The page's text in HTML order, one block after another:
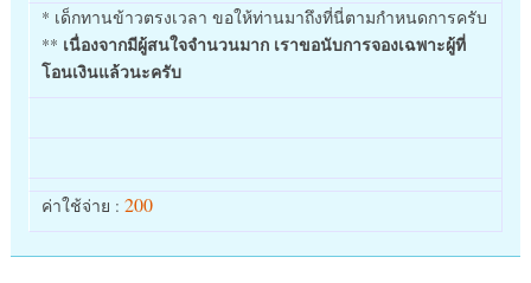
* เด็กทานข้าวตรงเวลา ขอให้ท่านมาถึงที่นี่ตามกำหนดการครับ
** เนื่องจากมีผู้สนใจจำนวนมาก เราขอนับการจองเฉพาะผู้ที่
โอนเงินแล้วนะครับ
ค่าใช้จ่าย : 200